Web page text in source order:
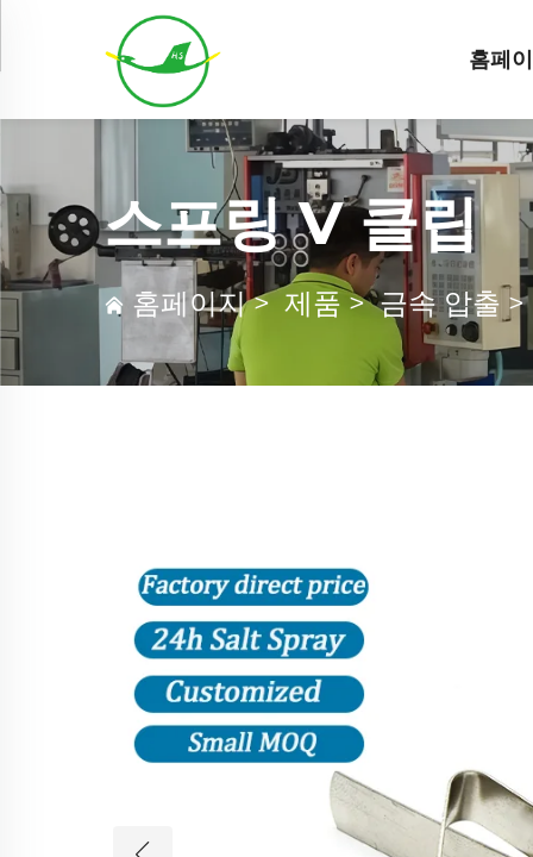
홈페
스프링 V 클립
홈페이지> 제품>금속 압출